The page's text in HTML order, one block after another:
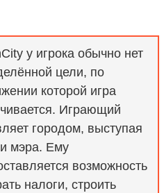
у игрока обычно нет
цели, по
которой игра
Играющий
городом, выступая
мэра. Ему
возможность
налоги, строить